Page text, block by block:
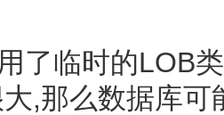
了临时的LOB
,那么数据库